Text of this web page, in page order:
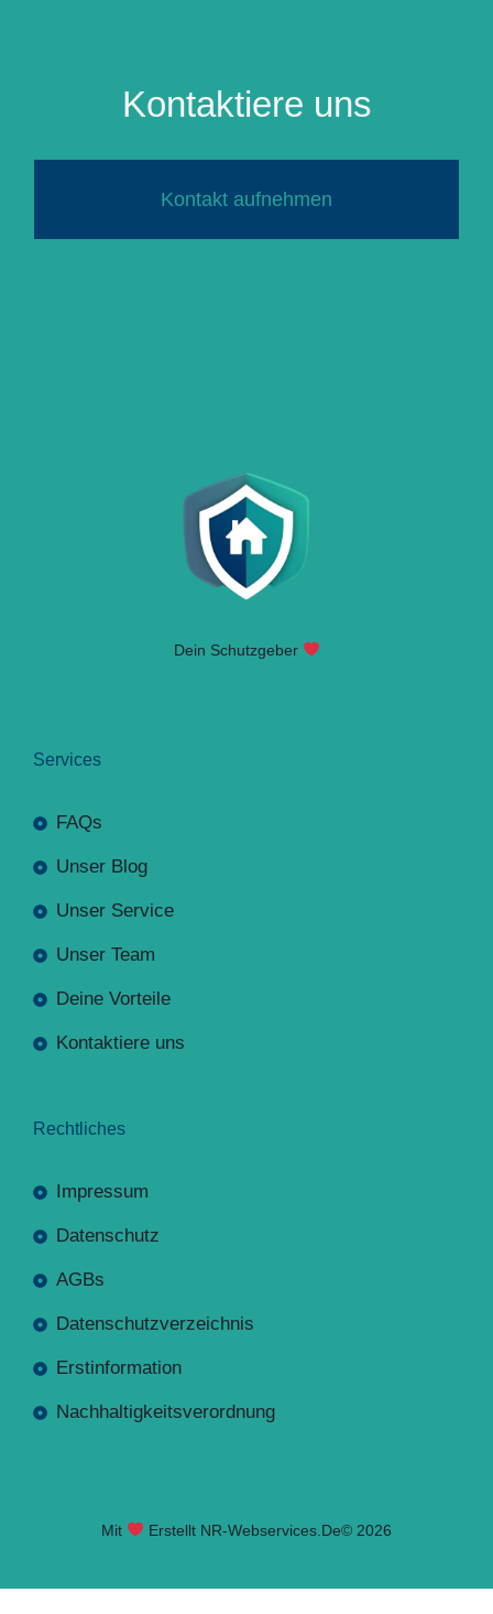
Kontaktiere uns
Kontakt aufnehmen
Dein Schutzgeber
Services
FAQs
Unser Blog
Unser Service
Unser Team
Deine Vorteile
Kontaktiere uns
Rechtliches
Impressum
Datenschutz
AGBs
Datenschutzverzeichnis
Erstinformation
Nachhaltigkeitsverordnung
Mit Erstellt NR-Webservices.de© 2026